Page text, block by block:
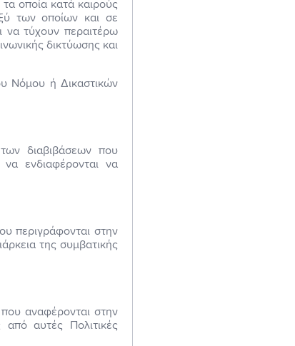
οποία κατά καιρούς
των οποίων και σε
να τύχουν περαιτέρω
δικτύωσης και
Νόμου ή Δικαστικών
διαβιβάσεων που
ενδιαφέρονται να
περιγράφονται στην
της συμβατικής
αναφέρονται στην
αυτές Πολιτικές